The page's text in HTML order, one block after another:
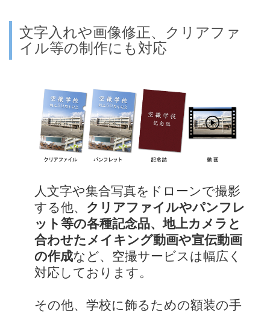
文字入れや画像修正、クリアファ
イル等の制作にも対応
人文字や集合写真をドローンで撮影
する他、 クリアファイルやパンフレ
ット等の各種記念品、地上カメラと
合わせたメイキング動画や宣伝動画
の作成など、空撮サービスは幅広く
対応しております。
その他、学校に飾るための額装の手